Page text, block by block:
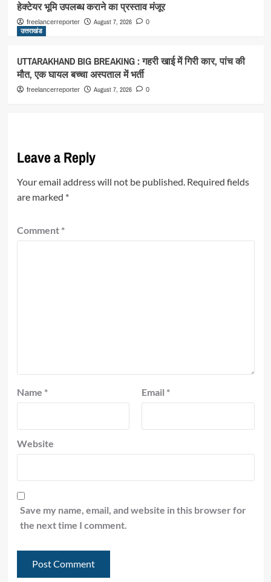
हेक्टेयर भूमि उपलब्ध कराने का प्रस्ताव मंजूर
freelancerreporter August 7, 2026 0
उत्तराखंड
UTTARAKHAND BIG BREAKING : गहरी खाई में गिरी कार, पांच की
मौत, एक घायल बच्चा अस्पताल में भर्ती
freelancerreporter August 7, 2026 0
Leave a Reply
Your email address will not be published. Required fields
are marked *
Comment *
Name * Email *
Website
Save my name, email, and website in this browser for
the next time I comment.